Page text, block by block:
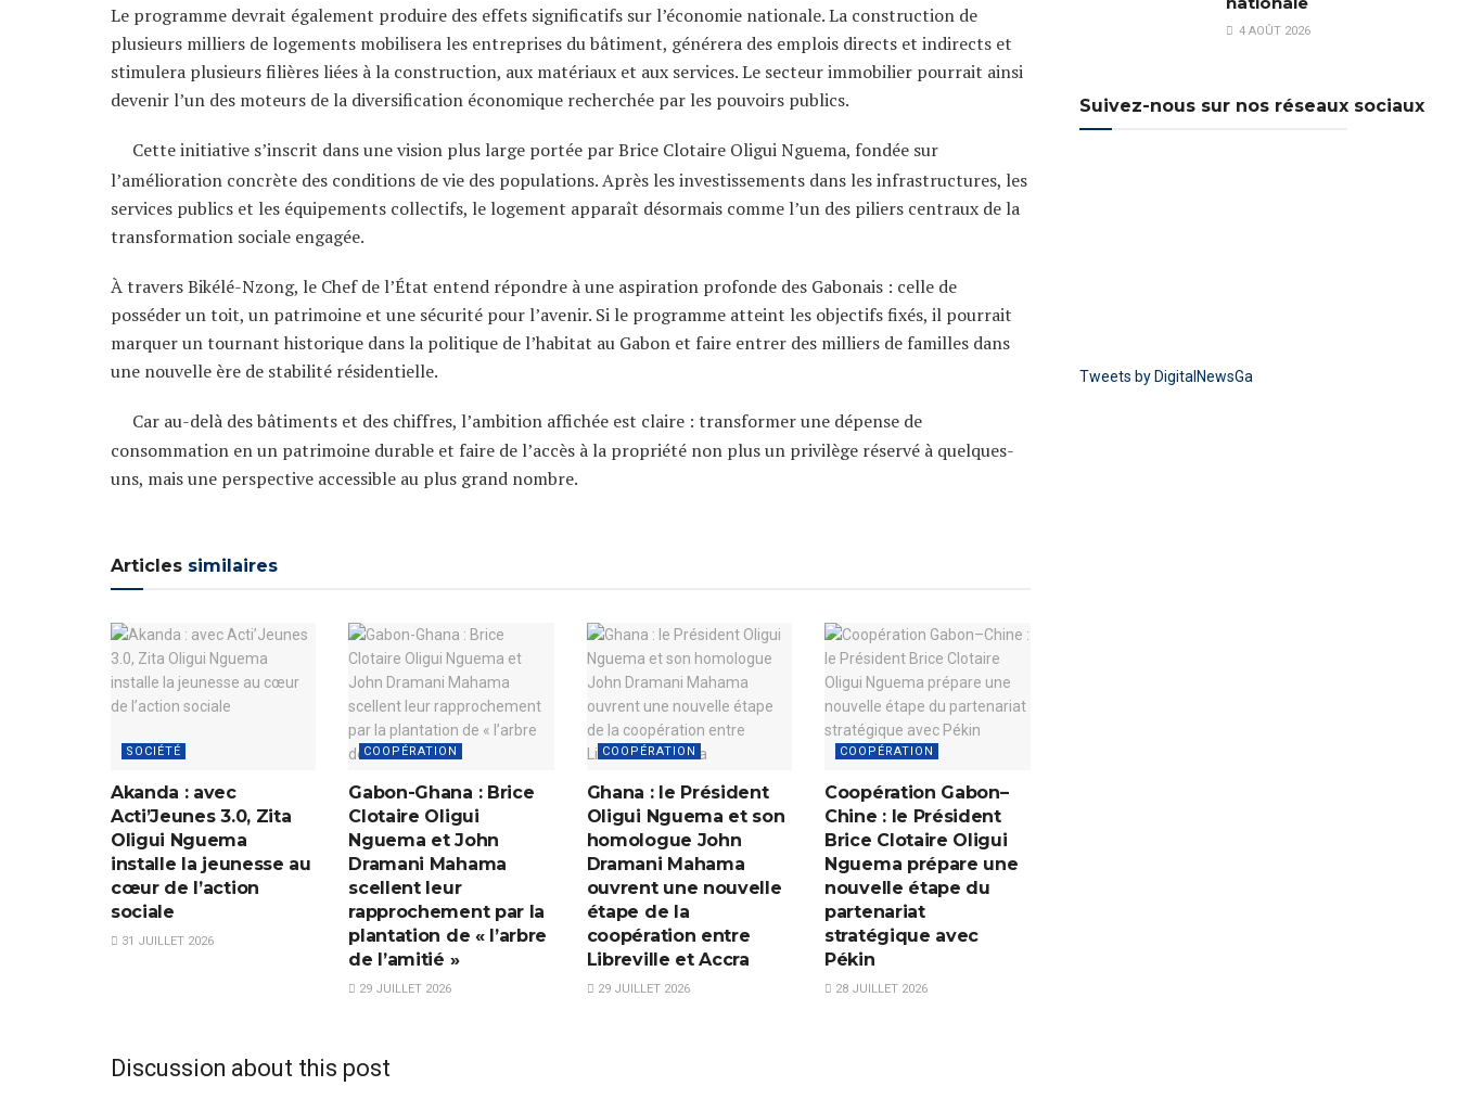
Le programme devrait également produire des effets significatifs sur l’économie nationale. La construction de
plusieurs milliers de logements mobilisera les entreprises du bâtiment, générera des emplois directs et indirects et
stimulera plusieurs filières liées à la construction, aux matériaux et aux services. Le secteur immobilier pourrait ainsi
devenir l’un des moteurs de la diversification économique recherchée par les pouvoirs publics.
Cette initiative s’inscrit dans une vision plus large portée par Brice Clotaire Oligui Nguema, fondée sur
l’amélioration concrète des conditions de vie des populations. Après les investissements dans les infrastructures, les
services publics et les équipements collectifs, le logement apparaît désormais comme l’un des piliers centraux de la
transformation sociale engagée.
À travers Bikélé-Nzong, le Chef de l’État entend répondre à une aspiration profonde des Gabonais : celle de
posséder un toit, un patrimoine et une sécurité pour l’avenir. Si le programme atteint les objectifs fixés, il pourrait
marquer un tournant historique dans la politique de l’habitat au Gabon et faire entrer des milliers de familles dans
une nouvelle ère de stabilité résidentielle.
Car au-delà des bâtiments et des chiffres, l’ambition affichée est claire : transformer une dépense de
consommation en un patrimoine durable et faire de l’accès à la propriété non plus un privilège réservé à quelques-
uns, mais une perspective accessible au plus grand nombre.
Articles similaires
SOCIÉTÉ
Akanda : avec
Acti’Jeunes 3.0, Zita
Oligui Nguema
installe la jeunesse au
cœur de l’action
sociale
31 JUILLET 2026
COOPÉRATION
Gabon-Ghana : Brice
Clotaire Oligui
Nguema et John
Dramani Mahama
scellent leur
rapprochement par la
plantation de « l’arbre
de l’amitié »
29 JUILLET 2026
COOPÉRATION
Ghana : le Président
Oligui Nguema et son
homologue John
Dramani Mahama
ouvrent une nouvelle
étape de la
coopération entre
Libreville et Accra
29 JUILLET 2026
COOPÉRATION
Coopération Gabon–
Chine : le Président
Brice Clotaire Oligui
Nguema prépare une
nouvelle étape du
partenariat
stratégique avec
Pékin
28 JUILLET 2026
Discussion about this post
4 AOÛT 2026
Suivez-nous sur nos réseaux sociaux
Tweets by DigitalNewsGa